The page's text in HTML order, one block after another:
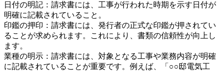
日付の明記：請求書には、工事が行われた時期を示す日付が
明確に記載されていること。
印鑑の押印：請求書には、発行者の正式な印鑑が押されてい
ることが求められます。これにより、書類の信頼性が向上し
ます。
業種の明示：請求書には、対象となる工事や業務内容が明確
に記載されていることが重要です。例えば、「○○邸電気工